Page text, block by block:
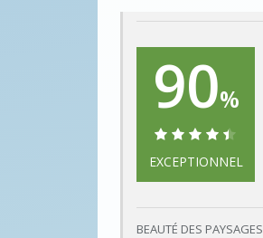
90%
90%
EXCEPTIONNEL
BEAUTÉ DES PAYSAGES